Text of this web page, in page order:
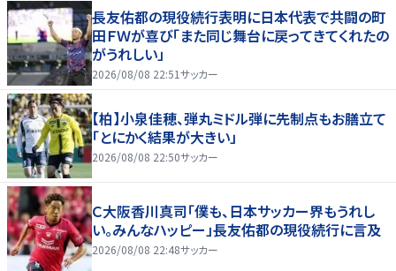
長友佑都の現役続行表明に日本代表で共闘の町
田ＦＷが喜び「また同じ舞台に戻ってきてくれたの
がうれしい」
2026/08/08 22:51サッカー
【柏】小泉佳穂、弾丸ミドル弾に先制点もお膳立て
「とにかく結果が大きい」
2026/08/08 22:50サッカー
Ｃ大阪香川真司「僕も、日本サッカー界もうれし
い。みんなハッピー」長友佑都の現役続行に言及
2026/08/08 22:48サッカー